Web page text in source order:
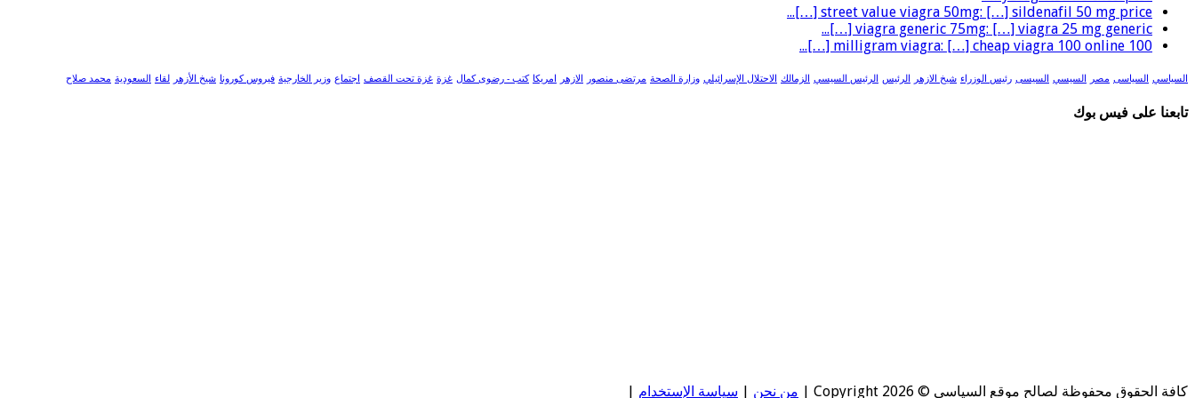
street value viagra 50mg: […] sildenafil 50 mg price […]...
viagra generic 75mg: […] viagra 25 mg generic […]...
100 milligram viagra: […] cheap viagra 100 online […]...
السياسي السياسى مصر السيسي السيسى رئيس الوزراء شيخ الازهر الرئيس الرئيس السيسي الزمالك الاحتلال الإسرائيلي وزارة الصحة مرتضى منصور الازهر امريكا كتب - رضوى كمال غزة غزة تحت القصف اجتماع وزير الخارجية فيروس كورونا شيخ الأزهر لقاء السعودية محمد صلاح
تابعنا على فيس بوك
كافة الحقوق محفوظة لصالح موقع السياسي © Copyright 2026 | من نحن | سياسة الإستخدام |